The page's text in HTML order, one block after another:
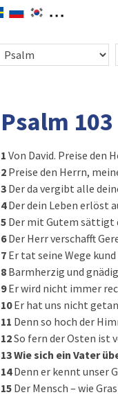
Psalm 103
1 Von David. Preise den
2 Preise den Herrn,
3 Der da vergibt alle
4Der dein Leben erlöst
5 Der mit Gutem sättigt
6Der Herr verschafft
7 Er tat seine Wege
8 Barmherzig und
9Er wird nicht immer
10Er hat uns nicht
11 Denn so hoch der
12So fern der Osten ist
13Wie sich ein Vater
14Denn er kennt unser
15 Der Mensch – wie